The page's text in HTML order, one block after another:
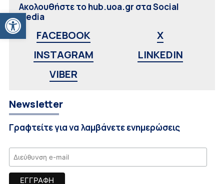
Ανοίξτε τη γραμμή εργαλείων
Ακολουθήστε το hub.uoa.gr στα Social
Media
FACEBOOK
X
INSTAGRAM
LINKEDIN
VIBER
Newsletter
Γραφτείτε για να λαμβάνετε ενημερώσεις